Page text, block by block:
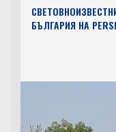
БЪЛГАРИЯ НА